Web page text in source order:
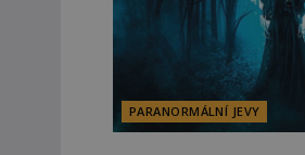
PARANORMÁLNÍ JEVY